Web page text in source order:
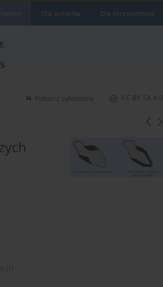
Dla autorów Dla recenzentów
CC BY-SA 4.0
Pobierz cytowanie
(1)